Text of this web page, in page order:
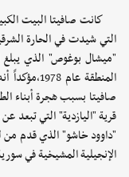
كانت صافيتا البيت
صافيتا بسبب هجرة أبناء
"داوود خاشو" الذي قدم من
الإنجيلية المشيخية في